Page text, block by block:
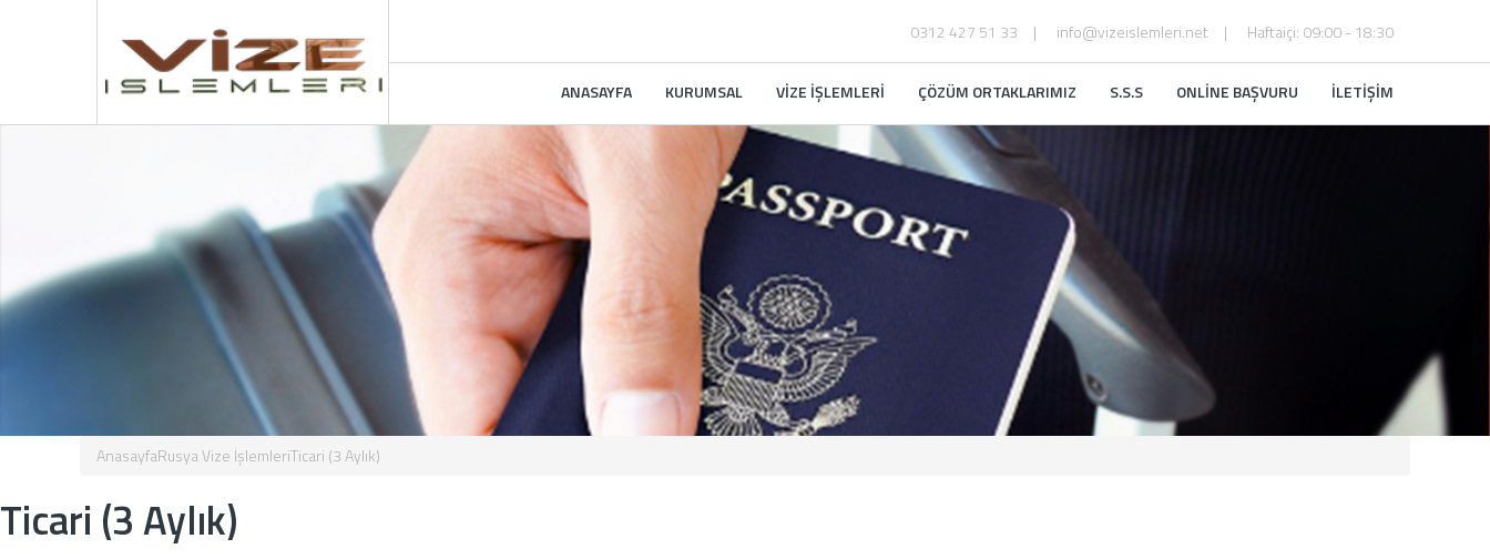
ANASAYFA KURUMSAL VİZE İŞLEMLERİ ÇÖZÜM ORTAKLARIMIZ S.S.S ONLİNE BAŞVURU İLETİŞİM
0312 427 51 33 info@vizeislemleri.net Haftaiçi: 09:00 - 18:30
AnasayfaRusya Vize İşlemleriTicari (3 Aylık)
Ticari (3 Aylık)